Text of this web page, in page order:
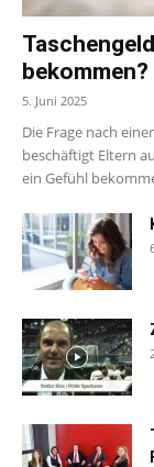
bekommen?
5. Juni 2025
Die Frage nach
beschäftigt Eltern
ein Gefühl